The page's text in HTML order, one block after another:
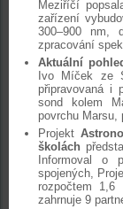
Meziříčí
zařízení
300–900 nm,
zpracování
Aktuální
Ivo Míček ze
připravovaná i
sond kolem
povrchu Marsu,
Projekt
školách
Informoval o
spojených,
rozpočtem 1,6
zahrnuje 9